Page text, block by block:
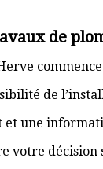
de
de
une
votre décision